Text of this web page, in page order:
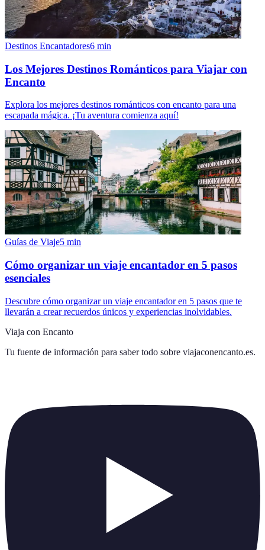
Destinos Encantadores6 min
Los Mejores Destinos Románticos para Viajar con
Encanto
Explora los mejores destinos románticos con encanto para una
escapada mágica. ¡Tu aventura comienza aquí!
Guías de Viaje5 min
Cómo organizar un viaje encantador en 5 pasos
esenciales
Descubre cómo organizar un viaje encantador en 5 pasos que te
llevarán a crear recuerdos únicos y experiencias inolvidables.
Viaja con Encanto
Tu fuente de información para saber todo sobre viajaconencanto.es.